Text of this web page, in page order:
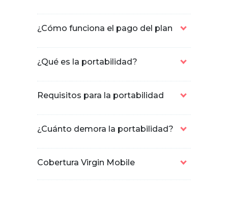
¿Cómo funciona el pago del plan
¿Qué es la portabilidad?
Requisitos para la portabilidad
¿Cuánto demora la portabilidad?
Cobertura Virgin Mobile